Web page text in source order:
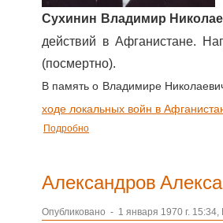
Сухинин Владимир
действий в Афганистане.
(посмертно).
В память о Владимире
ходе локальных войн в
Подробно
Александров
Опубликовано - 1 января 1970 г.